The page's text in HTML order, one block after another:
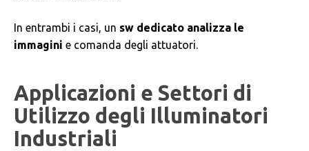
In entrambi i casi, un sw dedicato analizza le
immagini e comanda degli attuatori.
Applicazioni e Settori di
Utilizzo degli Illuminatori
Industriali